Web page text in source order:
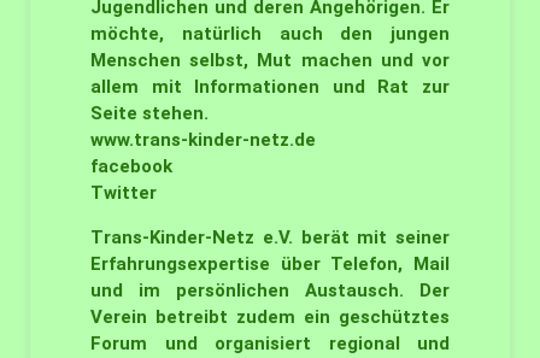
Jugendlichen und deren Angehörigen. Er
möchte, natürlich auch den jungen
Menschen selbst, Mut machen und vor
allem mit Informationen und Rat zur
Seite stehen.
www.trans-kinder-netz.de
facebook
Twitter
Trans-Kinder-Netz e.V. berät mit seiner
Erfahrungsexpertise über Telefon, Mail
und im persönlichen Austausch. Der
Verein betreibt zudem ein geschütztes
Forum und organisiert regional und